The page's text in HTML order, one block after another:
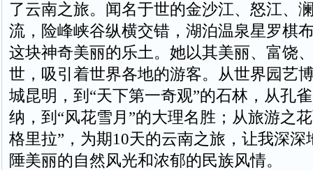
了云南之旅。闻名于世的金沙江、怒江、
流，险峰峡谷纵横交错，湖泊温泉星罗棋
这块神奇美丽的乐土。她以其美丽、富饶
世，吸引着世界各地的游客。从世界园艺
城昆明，到“天下第一奇观”的石林，从孔
纳，到“风花雪月”的大理名胜；从旅游之
格里拉”，为期10天的云南之旅，让我深深
陲美丽的自然风光和浓郁的民族风情。